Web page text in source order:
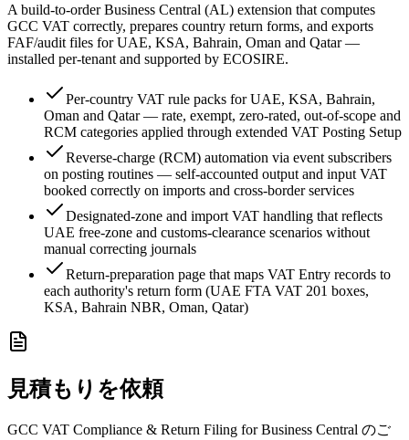
A build-to-order Business Central (AL) extension that computes
GCC VAT correctly, prepares country return forms, and exports
FAF/audit files for UAE, KSA, Bahrain, Oman and Qatar —
installed per-tenant and supported by ECOSIRE.
Per-country VAT rule packs for UAE, KSA, Bahrain,
Oman and Qatar — rate, exempt, zero-rated, out-of-scope and
RCM categories applied through extended VAT Posting Setup
Reverse-charge (RCM) automation via event subscribers
on posting routines — self-accounted output and input VAT
booked correctly on imports and cross-border services
Designated-zone and import VAT handling that reflects
UAE free-zone and customs-clearance scenarios without
manual correcting journals
Return-preparation page that maps VAT Entry records to
each authority's return form (UAE FTA VAT 201 boxes,
KSA, Bahrain NBR, Oman, Qatar)
見積もりを依頼
GCC VAT Compliance & Return Filing for Business Central のご